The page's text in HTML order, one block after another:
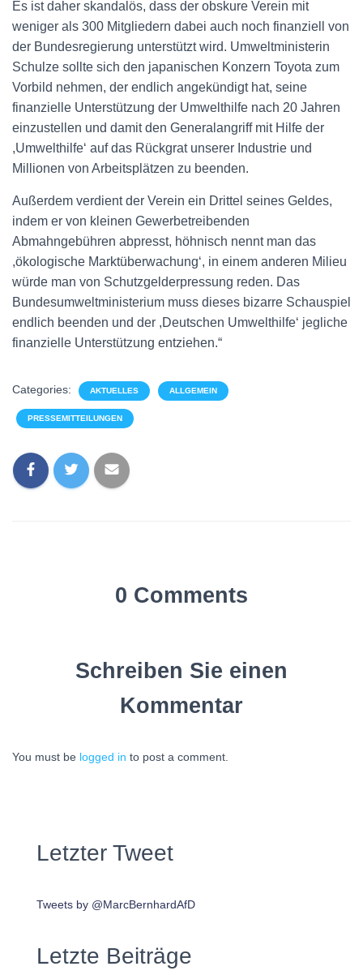
Es ist daher skandalös, dass der obskure Verein mit
weniger als 300 Mitgliedern dabei auch noch finanziell von
der Bundesregierung unterstützt wird. Umweltministerin
Schulze sollte sich den japanischen Konzern Toyota zum
Vorbild nehmen, der endlich angekündigt hat, seine
finanzielle Unterstützung der Umwelthilfe nach 20 Jahren
einzustellen und damit den Generalangriff mit Hilfe der
,Umwelthilfe‘ auf das Rückgrat unserer Industrie und
Millionen von Arbeitsplätzen zu beenden.
Außerdem verdient der Verein ein Drittel seines Geldes,
indem er von kleinen Gewerbetreibenden
Abmahngebühren abpresst, höhnisch nennt man das
,ökologische Marktüberwachung‘, in einem anderen Milieu
würde man von Schutzgelderpressung reden. Das
Bundesumweltministerium muss dieses bizarre Schauspiel
endlich beenden und der ,Deutschen Umwelthilfe‘ jegliche
finanzielle Unterstützung entziehen.“
Categories: AKTUELLES ALLGEMEIN
PRESSEMITTEILUNGEN
0 Comments
Schreiben Sie einen
Kommentar
You must be logged in to post a comment.
Letzter Tweet
Tweets by @MarcBernhardAfD
Letzte Beiträge